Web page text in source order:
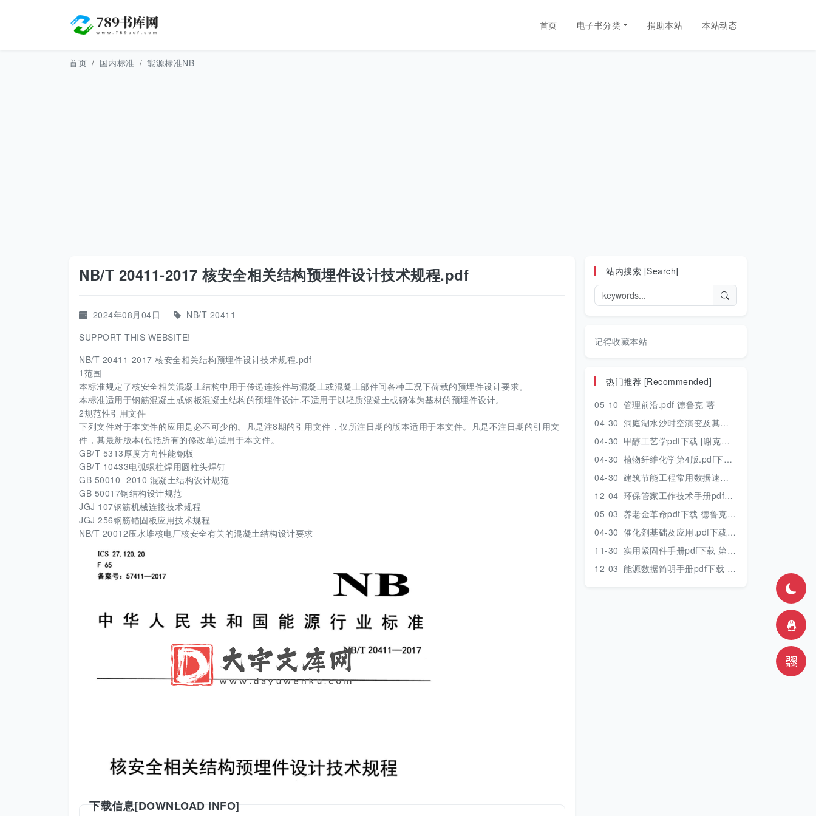
首页 电子书分类 捐助本站 本站动态
首页 国内标准 能源标准NB
NB/T 20411-2017 核安全相关结构预埋件设计技术规程.pdf
2024年08月04日
NB/T 20411
SUPPORT THIS WEBSITE!
NB/T 20411-2017 核安全相关结构预埋件设计技术规程.pdf
1范围
本标准规定了核安全相关混凝土结构中用于传递连接件与混凝土或混凝土部件间各种工况下荷载的预埋件设计要求。
本标准适用于钢筋混凝土或钢板混凝土结构的预埋件设计,不适用于以轻质混凝土或砌体为基材的预埋件设计。
2规范性引用文件
下列文件对于本文件的应用是必不可少的。凡是注8期的引用文件，仅所注日期的版本适用于本文件。凡是不注日期的引用文
件，其最新版本(包括所有的修改单)适用于本文件。
GB/T 5313厚度方向性能钢板
GB/T 10433电弧螺柱焊用圆柱头焊钉
GB 50010- 2010 混凝土结构设计规范
GB 50017钢结构设计规范
JGJ 107钢筋机械连接技术规程
JGJ 256钢筋锚固板应用技术规程
NB/T 20012压水堆核电厂核安全有关的混凝土结构设计要求
下载信息[DOWNLOAD INFO]
站内搜索 [Search]
记得收藏本站
热门推荐 [Recommended]
05-10 管理前沿.pdf 德鲁克 著
04-30 洞庭湖水沙时空演变及其对水资源安全的影响研究.pdf 胡光伟 著 2017年版
04-30 甲醇工艺学pdf下载 [谢克昌 房鼎业主编] 2010年版
04-30 植物纤维化学第4版.pdf下载 [裴继诚主编] 2012年版
04-30 建筑节能工程常用数据速查手册.pdf下载 [陈慢勤著] 2010年版
12-04 环保管家工作技术手册pdf下载 2019年版
05-03 养老金革命pdf下载 德鲁克 著
04-30 催化剂基础及应用.pdf下载 [季生福 张谦温 赵彬侠编] 2011年版
11-30 实用紧固件手册pdf下载 第三版 2018年版
12-03 能源数据简明手册pdf下载 2017版